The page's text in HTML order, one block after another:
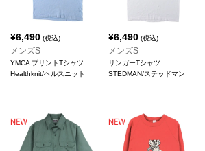
¥6,490 (税込)
メンズS
YMCA プリントTシャツ
Healthknit/ヘルスニット
¥6,490(税込)
メンズS
リンガーTシャツ
STEDMAN/ステッドマン